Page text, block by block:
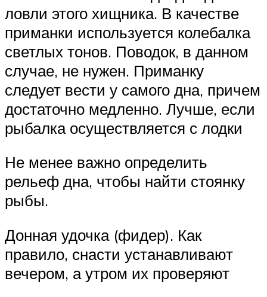
ловли этого хищника. В качестве
приманки используется колебалка
светлых тонов. Поводок, в данном
случае, не нужен. Приманку
следует вести у самого дна, причем
достаточно медленно. Лучше, если
рыбалка осуществляется с лодки
Не менее важно определить
рельеф дна, чтобы найти стоянку
рыбы.
Донная удочка (фидер). Как
правило, снасти устанавливают
вечером, а утром их проверяют